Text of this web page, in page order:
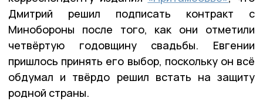
Дмитрий решил подписать контракт с
Минобороны после того, как они отметили
четвёртую годовщину свадьбы. Евгении
пришлось принять его выбор, поскольку он всё
обдумал и твёрдо решил встать на защиту
родной страны.